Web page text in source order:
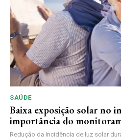
SAÚDE
Baixa exposição solar no
importância do
Redução da incidência de luz solar